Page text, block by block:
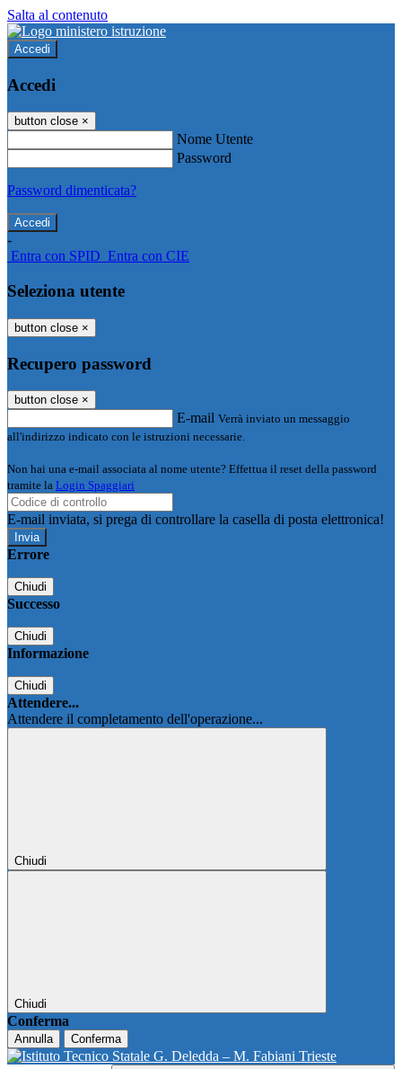
Salta al contenuto
Accedi
Accedi
button close ×
Nome Utente
Password
Password dimenticata?
-
Entra con SPID Entra con CIE
Seleziona utente
button close ×
Recupero password
button close ×
E-mail Verrà inviato un messaggio
all'indirizzo indicato con le istruzioni necessarie.
Non hai una e-mail associata al nome utente? Effettua il reset della password
tramite la Login Spaggiari
E-mail inviata, si prega di controllare la casella di posta elettronica!
Errore
Chiudi
Successo
Chiudi
Informazione
Chiudi
Attendere...
Attendere il completamento dell'operazione...
Chiudi
Chiudi
Conferma
Annulla Conferma